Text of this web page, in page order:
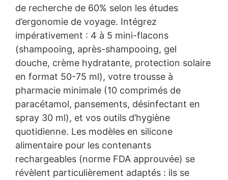
de recherche de 60% selon les études
d’ergonomie de voyage. Intégrez
impérativement : 4 à 5 mini-flacons
(shampooing, après-shampooing, gel
douche, crème hydratante, protection solaire
en format 50-75 ml), votre trousse à
pharmacie minimale (10 comprimés de
paracétamol, pansements, désinfectant en
spray 30 ml), et vos outils d’hygiène
quotidienne. Les modèles en silicone
alimentaire pour les contenants
rechargeables (norme FDA approuvée) se
révèlent particulièrement adaptés : ils se